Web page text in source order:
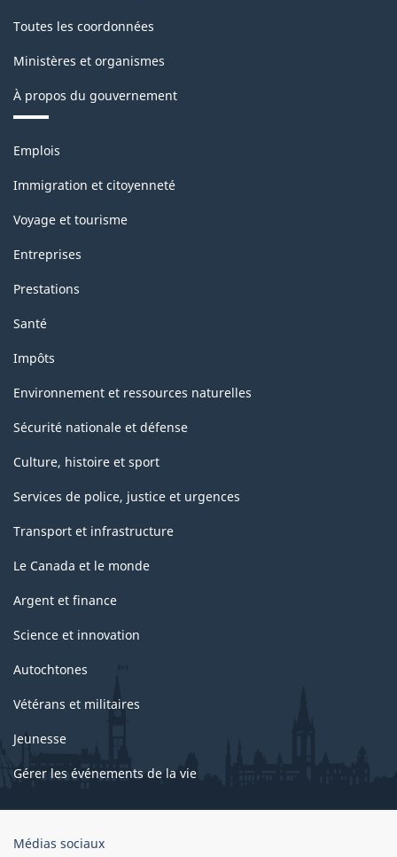
Toutes les coordonnées
Ministères et organismes
À propos du gouvernement
Thèmes
sujets
Emplois
Immigration et citoyenneté
Voyage et tourisme
Entreprises
Prestations
Santé
Impôts
Environnement et ressources naturelles
Sécurité nationale et défense
Culture, histoire et sport
Services de police, justice et urgences
Transport et infrastructure
Le Canada et le monde
Argent et finance
Science et innovation
Autochtones
Vétérans et militaires
Jeunesse
Gérer les événements de la vie
Organisation
Médias sociaux